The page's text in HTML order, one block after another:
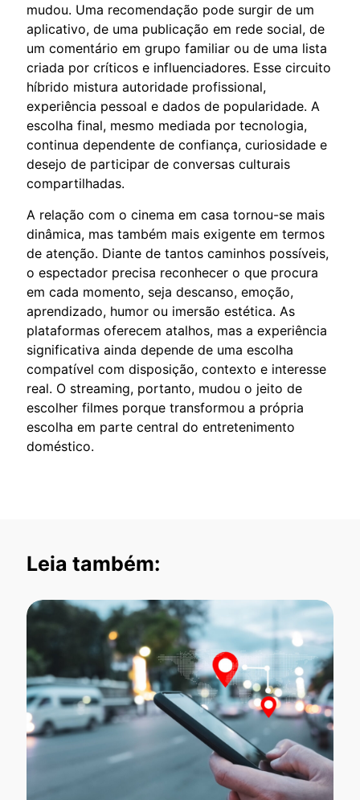
mudou. Uma recomendação pode surgir de um
aplicativo, de uma publicação em rede social, de
um comentário em grupo familiar ou de uma lista
criada por críticos e influenciadores. Esse circuito
híbrido mistura autoridade profissional,
experiência pessoal e dados de popularidade. A
escolha final, mesmo mediada por tecnologia,
continua dependente de confiança, curiosidade e
desejo de participar de conversas culturais
compartilhadas.
A relação com o cinema em casa tornou-se mais
dinâmica, mas também mais exigente em termos
de atenção. Diante de tantos caminhos possíveis,
o espectador precisa reconhecer o que procura
em cada momento, seja descanso, emoção,
aprendizado, humor ou imersão estética. As
plataformas oferecem atalhos, mas a experiência
significativa ainda depende de uma escolha
compatível com disposição, contexto e interesse
real. O streaming, portanto, mudou o jeito de
escolher filmes porque transformou a própria
escolha em parte central do entretenimento
doméstico.
Leia também: